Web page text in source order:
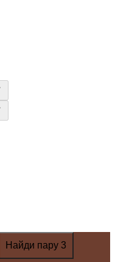
Найди пару 3